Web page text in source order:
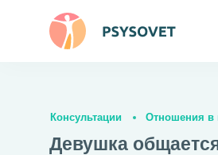
Консультации Отношения в
Девушка